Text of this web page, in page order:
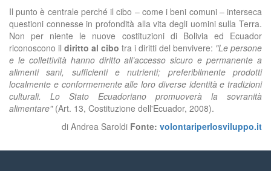
Il punto è centrale perché il cibo – come i beni comuni – interseca
questioni connesse in profondità alla vita degli uomini sulla Terra.
Non per niente le nuove costituzioni di Bolivia ed Ecuador
riconoscono il diritto al cibo tra i diritti del benvivere: "Le persone
e le collettività hanno diritto all’accesso sicuro e permanente a
alimenti sani, sufficienti e nutrienti; preferibilmente prodotti
localmente e conformemente alle loro diverse identità e tradizioni
culturali. Lo Stato Ecuadoriano promuoverà la sovranità
alimentare" (Art. 13, Costituzione dell'Ecuador, 2008).
di Andrea Saroldi Fonte: volontariperlosviluppo.it